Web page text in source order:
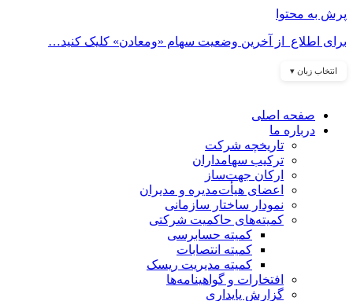
پرش به محتوا
برای اطلاع از آخرین وضعیت سهام «ومعادن» کلیک کنید…
انتخاب زبان ▾
صفحه اصلی
درباره ما
تاریخچه شرکت
ترکیب سهامداران
ارکان جهت‌ساز
اعضای هیأت‌مدیره و مدیران
نمودار ساختار سازمانی
کمیته‌های حاکمیت شرکتی
کمیته حسابرسی
کمیته انتصابات
کمیته مدیریت ریسک
افتخارات و گواهینامه‌ها
گزارش پایداری